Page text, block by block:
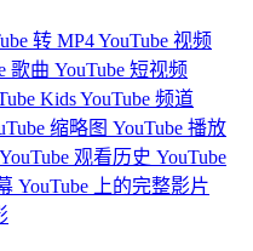
转 MP4YouTube 视频
歌曲 YouTube 短视频
KidsYouTube 频道
缩略图 YouTube 播放
YouTube 观看历史 YouTube
YouTube 上的完整影片